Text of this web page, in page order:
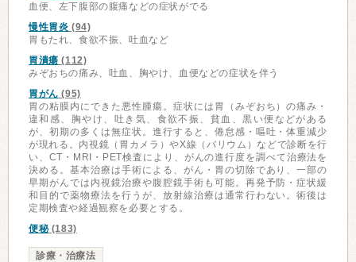
血便、左下腹部の腹痛などの症状がでる
慢性胃炎 (94)
胃もたれ、食欲不振、吐血など
胃潰瘍 (112)
みぞおちの痛み、吐血、胸やけ、血便などの症状を伴う
胃がん (95)
胃の粘膜内にできた悪性腫瘍。症状には胃（みぞおち）の痛み・
違和感、胸やけ、吐き気、食欲不振、貧血、黒い便などがある
が、初期の多くは無症状。進行すると、倦怠感・嘔吐・体重減少
が現れる。内視鏡（胃カメラ）やX線（バリウム）などで診断を行
い、CT・MRI・PET検査により、がんの進行度を調べて治療法を
決める。基本治療は手術による、がん・胃の切除であり、一部の
早期がんでは内視鏡治療や腹腔鏡手術も可能。再発予防・症状緩
和目的で薬物療法を行うが、放射線治療は通常行わない。術後は
定期検査や経過観察を必要とする。
便秘(183)
診療・治療法